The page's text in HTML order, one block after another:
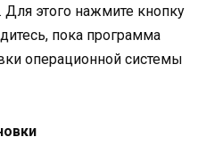
Для этого нажмите кнопку
пока программа
операционной системы